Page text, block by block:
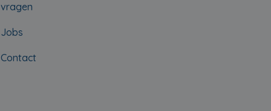
vragen
Jobs
Contact